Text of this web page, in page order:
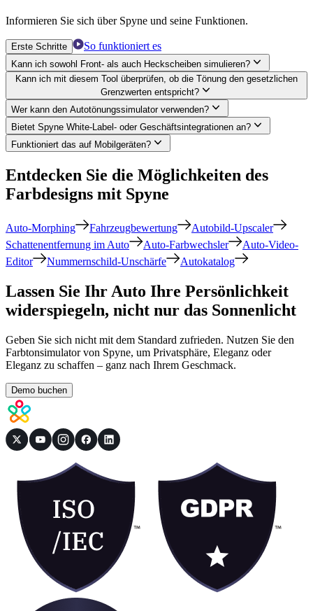
Informieren Sie sich über Spyne und seine Funktionen.
Erste Schritte So funktioniert es
Kann ich sowohl Front- als auch Heckscheiben simulieren?
Kann ich mit diesem Tool überprüfen, ob die Tönung den gesetzlichen
Grenzwerten entspricht?
Wer kann den Autotönungssimulator verwenden?
Bietet Spyne White-Label- oder Geschäftsintegrationen an?
Funktioniert das auf Mobilgeräten?
Entdecken Sie die Möglichkeiten des
Farbdesigns mit Spyne
Auto-Morphing Fahrzeugbewertung
Autobild-Upscaler
Schattenentfernung im Auto
Auto-Farbwechsler
Auto-Video-
Editor
Nummernschild-Unschärfe Autokatalog
Lassen Sie Ihr Auto Ihre Persönlichkeit
widerspiegeln, nicht nur das Sonnenlicht
Geben Sie sich nicht mit dem Standard zufrieden. Nutzen Sie den
Farbtonsimulator von Spyne, um Privatsphäre, Eleganz oder
Eleganz zu schaffen – ganz nach Ihrem Geschmack.
Demo buchen